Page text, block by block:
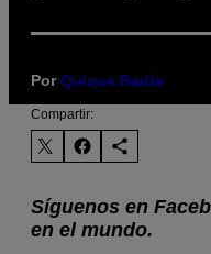
PorQuique Badía
Compartir:
Síguenos en
en el mundo.